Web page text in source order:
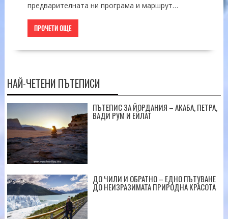
предварителната ни програма и маршрут…
ПРОЧЕТИ ОЩЕ
НАЙ-ЧЕТЕНИ ПЪТЕПИСИ
ПЪТЕПИС ЗА ЙОРДАНИЯ – АКАБА, ПЕТРА,
ВАДИ РУМ И ЕЙЛАТ
ДО ЧИЛИ И ОБРАТНО – ЕДНО ПЪТУВАНЕ
ДО НЕИЗРАЗИМАТА ПРИРОДНА КРАСОТА